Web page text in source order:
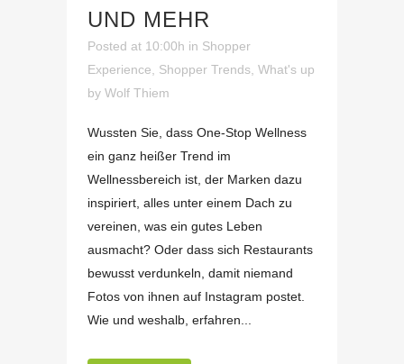
UND MEHR
Posted at 10:00h in Shopper
Experience
Shopper Trends What's up
by Wolf Thiem
Wussten Sie, dass One-Stop Wellness
ein ganz heißer Trend im
Wellnessbereich ist, der Marken dazu
inspiriert, alles unter einem Dach zu
vereinen, was ein gutes Leben
ausmacht? Oder dass sich Restaurants
bewusst verdunkeln, damit niemand
Fotos von ihnen auf Instagram postet.
Wie und weshalb, erfahren...